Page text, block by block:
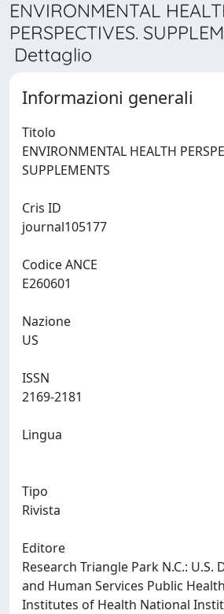
ENVIRONMENTAL
PERSPECTIVES.
Dettaglio
Informazioni generali
Titolo
ENVIRONMENTAL HEALTH
Cris ID
Codice ANCE
Nazione
ISSN
Lingua
Tipo
Rivista
Editore
Research Triangle Park N.C.: U.S.
and Human Services Public
Institutes of Health National